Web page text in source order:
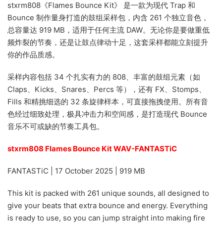
stxrm808《Flames Bounce Kit》 是一款为现代 Trap 和
Bounce 制作量身打造的鼓组采样包，内含 261 个独立音色，
总容量达 919 MB，适用于任何主流 DAW。无论你是要做重低
频炸裂的节奏，还是让鼓点律动十足，这套采样都能立刻提升
你的作品质感。
采样内容包括 34 个扎实有力的 808、丰富的鼓组元素（如
Claps、Kicks、Snares、Percs 等），还有 FX、Stomps、
Fills 和精挑细选的 32 条旋律样本，可直接拖拽使用。所有音
色经过细致处理，极具冲击力和空间感，是打造现代 Bounce
音乐不可或缺的节奏工具包。
stxrm808 Flames Bounce Kit WAV-FANTASTiC
FANTASTiC | 17 October 2025 | 919 MB
This kit is packed with 261 unique sounds, all designed to
give your beats that extra bounce and energy. Everything
is ready to use, so you can jump straight into making fire